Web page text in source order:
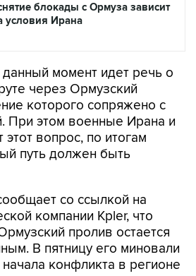
блокады с Ормуза зависит
условия Ирана
момент идет речь о
через Ормузский
которого сопряжено с
При этом военные Ирана и
вопрос, по итогам
путь должен быть
со ссылкой на
компании Kpler, что
пролив остается
В пятницу его миновали
конфликта в регионе